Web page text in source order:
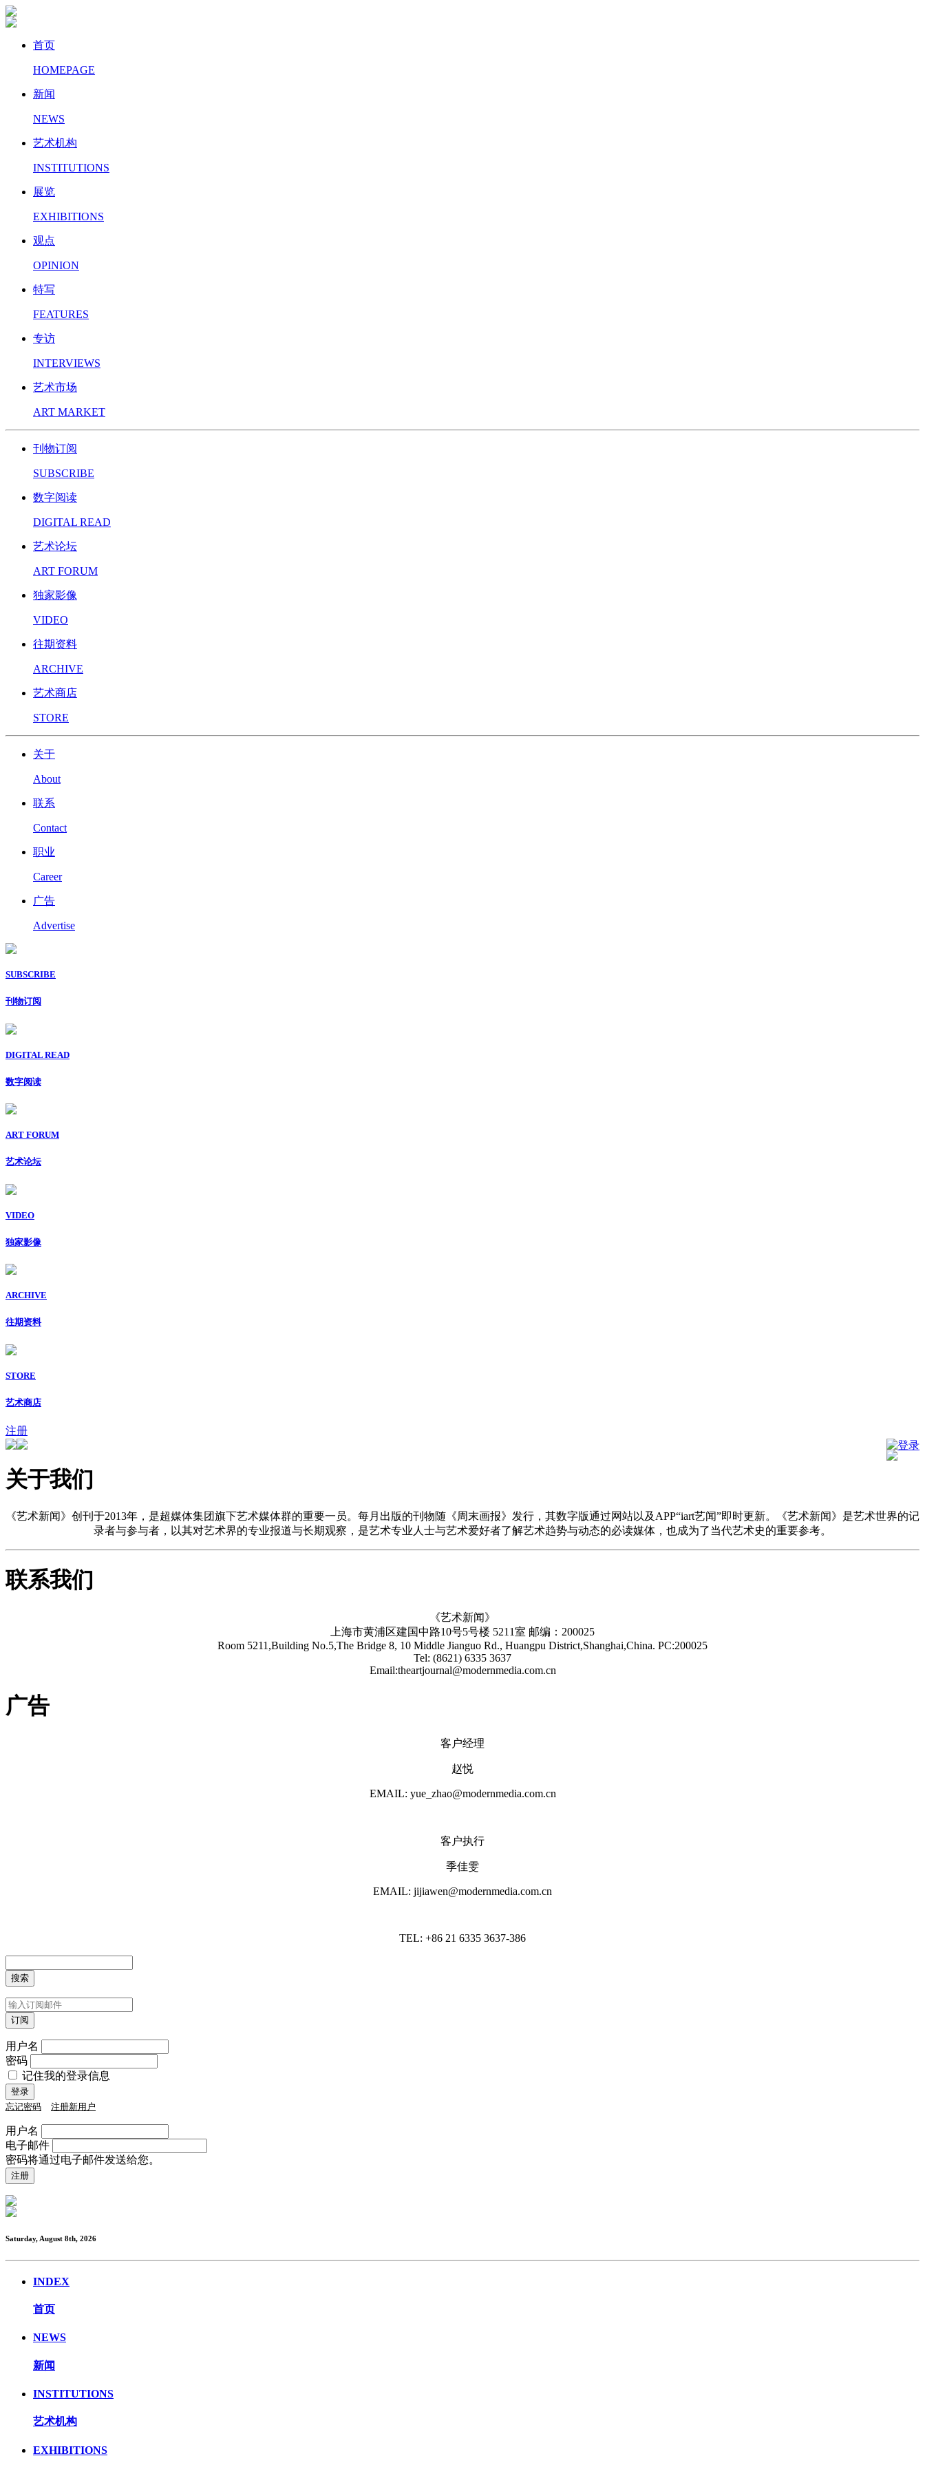
首页
HOMEPAGE
新闻
NEWS
艺术机构
INSTITUTIONS
展览
EXHIBITIONS
观点
OPINION
特写
FEATURES
专访
INTERVIEWS
艺术市场
ART MARKET
刊物订阅
SUBSCRIBE
数字阅读
DIGITAL READ
艺术论坛
ART FORUM
独家影像
VIDEO
往期资料
ARCHIVE
艺术商店
STORE
关于
About
联系
Contact
职业
Career
广告
Advertise
SUBSCRIBE
刊物订阅
DIGITAL READ
数字阅读
ART FORUM
艺术论坛
VIDEO
独家影像
ARCHIVE
往期资料
STORE
艺术商店
注册
登录
关于我们
《艺术新闻》创刊于2013年，是超媒体集团旗下艺术媒体群的重要一员。每月出版的刊物随《周末画报》发行，其数字版通过网站以及APP“iart艺闻”即时更新。《艺术新闻》是艺术世界的记
录者与参与者，以其对艺术界的专业报道与长期观察，是艺术专业人士与艺术爱好者了解艺术趋势与动态的必读媒体，也成为了当代艺术史的重要参考。
联系我们
《艺术新闻》
上海市黄浦区建国中路10号5号楼 5211室 邮编：200025
Room 5211,Building No.5,The Bridge 8, 10 Middle Jianguo Rd., Huangpu District,Shanghai,China. PC:200025
Tel: (8621) 6335 3637
Email:theartjournal@modernmedia.com.cn
广告
客户经理
赵悦
EMAIL: yue_zhao@modernmedia.com.cn
客户执行
季佳雯
EMAIL: jijiawen@modernmedia.com.cn
TEL: +86 21 6335 3637-386
用户名
密码
记住我的登录信息
忘记密码 注册新用户
用户名
电子邮件
密码将通过电子邮件发送给您。
Saturday, August 8th, 2026
INDEX
首页
NEWS
新闻
INSTITUTIONS
艺术机构
EXHIBITIONS